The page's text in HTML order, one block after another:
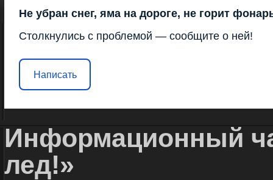
Не убран снег, яма на дороге, не горит
Столкнулись с проблемой — сообщите о ней!
Написать
Информационный
лед!»